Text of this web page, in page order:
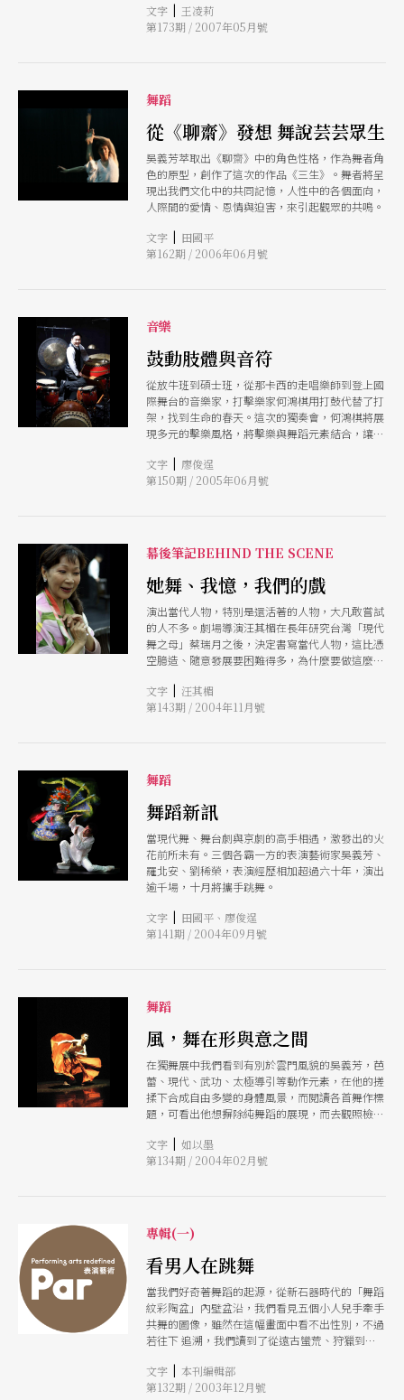
上所積累出的肢體語彙，將分別以不同形式表現在
舞台上，這也是觀眾可以看出台灣舞蹈發展多元化
文字 | 王凌莉
第173期 / 2007年05月號
舞蹈
從《聊齋》發想 舞說芸芸眾生
吳義芳萃取出《聊齋》中的角色性格，作為舞者角
色的原型，創作了這次的作品《三生》。舞者將呈
現出我們文化中的共同記憶，人性中的各個面向，
人際間的愛情、恩情與迫害，來引起觀眾的共鳴。
文字 | 田國平
第162期 / 2006年06月號
音樂
鼓動肢體與音符
從放牛班到碩士班，從那卡西的走唱樂師到登上國
際舞台的音樂家，打擊樂家何鴻棋用打鼓代替了打
架，找到生命的春天。這次的獨奏會，何鴻棋將展
現多元的擊樂風格，將擊樂與舞蹈元素結合，讓更
文字 | 廖俊逞
第150期 / 2005年06月號
幕後筆記BEHIND THE SCENE
她舞、我憶，我們的戲
演出當代人物，特別是還活著的人物，大凡敢嘗試
的人不多。劇場導演汪其楣在長年研究台灣「現代
舞之母」蔡瑞月之後，決定書寫當代人物，這比憑
空臆造、隨意發展要困難得多，為什麼要做這麼困
故事，在我們的舞台上重建親人與鄰人的相貌。」
文字 | 汪其楣
第143期 / 2004年11月號
舞蹈
舞蹈新訊
當現代舞、舞台劇與京劇的高手相遇，激發出的火
花前所未有。三個各霸一方的表演藝術家吳義芳、
羅北安、劉稀榮，表演經歷相加超過六十年，演出
逾千場，十月將攜手跳舞。
文字 | 田國平、廖俊逞
第141期 / 2004年09月號
舞蹈
風，舞在形與意之間
在獨舞展中我們看到有別於雲門風貌的吳義芳，芭
蕾、現代、武功、太極導引等動作元素，在他的搓
揉下合成自由多變的身體風景，而閱讀各首舞作標
題，可看出他想摒除純舞蹈的展現，而去觀照檢視
像等元素被適切地運用到舞作之中，整體而言他是
成功的。
文字 | 如以墨
第134期 / 2004年02月號
專輯(一)
看男人在跳舞
當我們好奇著舞蹈的起源，從新石器時代的「舞蹈
紋彩陶盆」內壁盆沿，我們看見五個小人兒手牽手
共舞的圖像，雖然在這幅畫面中看不出性別，不過
若往下 追溯，我們讀到了從遠古蠻荒、狩獵到農
識或自娛娛人等各種原因而手舞足蹈的歷史。
「一個完整的舞字，即是雙人對舞，或稱性愛舞的
文字 | 本刊編輯部
第132期 / 2003年12月號